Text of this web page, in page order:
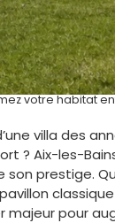
votre habitat
villa des
? Aix-les-
prestige.
majeur pour